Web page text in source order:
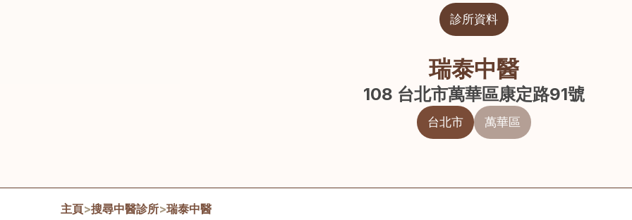
診所資料
瑞泰中醫
108 台北市萬華區康定路91號
台北市 萬華區
主頁>搜尋中醫診所>瑞泰中醫